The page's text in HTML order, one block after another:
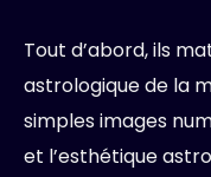
Tout d’abord, ils
astrologique de la
simples images
et l’esthétique